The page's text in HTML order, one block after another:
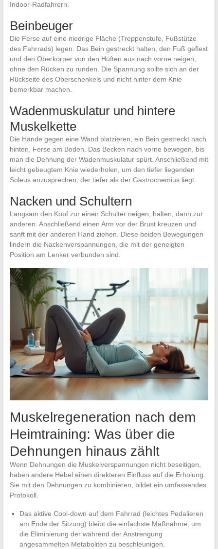
Indoor-Radfahrern.
Beinbeuger
Die Ferse auf eine niedrige Fläche (Treppenstufe, Fußstütze
des Fahrrads) legen. Das Bein gestreckt halten, den Fuß geflext
und den Oberkörper von den Hüften aus nach vorne neigen,
ohne den Rücken zu runden. Die Spannung sollte sich an der
Rückseite des Oberschenkels und nicht hinter dem Knie
bemerkbar machen.
Wadenmuskulatur und hintere
Muskelkette
Die Hände gegen eine Wand platzieren, ein Bein gestreckt nach
hinten, Ferse am Boden. Das Becken nach vorne bewegen, bis
man die Dehnung der Wadenmuskulatur spürt. Anschließend mit
leicht gebeugtem Knie wiederholen, um den tiefer liegenden
Soleus anzusprechen, der tiefer als der Gastrocnemius liegt.
Nacken und Schultern
Langsam den Kopf zur einen Schulter neigen, halten, dann zur
anderen. Anschließend einen Arm vor der Brust kreuzen und
sanft mit der anderen Hand ziehen. Diese beiden Bewegungen
lindern die Nackenverspannungen, die mit der geneigten
Position am Lenker verbunden sind.
Muskelregeneration nach dem
Heimtraining: Was über die
Dehnungen hinaus zählt
Wenn Dehnungen die Muskelverspannungen nicht beseitigen,
haben andere Hebel einen direkteren Einfluss auf die Erholung.
Sie mit den Dehnungen zu kombinieren, bildet ein umfassendes
Protokoll.
Das aktive Cool-down auf dem Fahrrad (leichtes Pedalieren
am Ende der Sitzung) bleibt die einfachste Maßnahme, um
die Eliminierung der während der Anstrengung
angesammelten Metaboliten zu beschleunigen.